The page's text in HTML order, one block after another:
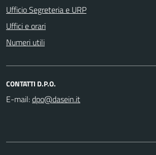
Ufficio Segreteria e URP
Uffici e orari
Numeri utili
CONTATTI D.P.O.
E-mail: